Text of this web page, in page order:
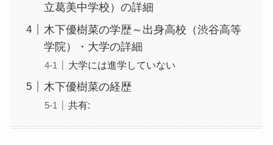
立葛美中学校）の詳細
木下優樹菜の学歴～出身高校（渋谷高等
学院）・大学の詳細
大学には進学していない
木下優樹菜の経歴
共有: